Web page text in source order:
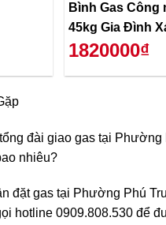
Bình Gas Công
45kg Gia Đình
1820000₫
đài giao gas tại Phường
nhiêu?
đặt gas tại Phường Phú
hotline 0909.808.530 để